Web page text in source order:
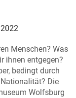
Menschen? Was
ihnen entgegen?
bedingt durch
Die
Wolfsburg